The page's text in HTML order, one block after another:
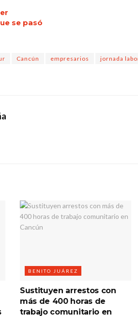
se pasó
Cancún empresarios jornada
BENITO JUÁREZ
Sustituyen arrestos con
más de 400 horas de
trabajo comunitario en